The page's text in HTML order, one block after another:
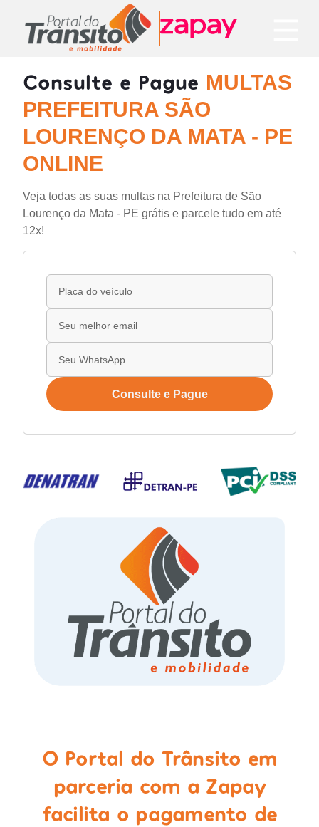
Consulte e Pague MULTAS
PREFEITURA SÃO
LOURENÇO DA MATA - PE
ONLINE
Veja todas as suas multas na Prefeitura de São
Lourenço da Mata - PE grátis e parcele tudo em até
12x!
Consulte e Pague
O Portal do Trânsito em
parceria com a Zapay
facilita o pagamento de